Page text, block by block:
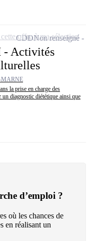
- Activités
MARNE
la prise en charge des
un diagnostic diététique ainsi que
CDDNon renseigné
offre à ma sélection
d’emploi ?
où les chances de
en réalisant un